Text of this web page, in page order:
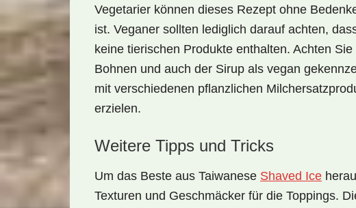
Vegetarier können dieses Rezept ohne
ist. Veganer sollten lediglich darauf achten,
keine tierischen Produkte enthalten. Achten
Bohnen und auch der Sirup als vegan
mit verschiedenen pflanzlichen
erzielen.
Weitere Tipps und Tricks
Um das Beste aus Taiwanese Shaved Ice
Texturen und Geschmäcker für die Toppings.